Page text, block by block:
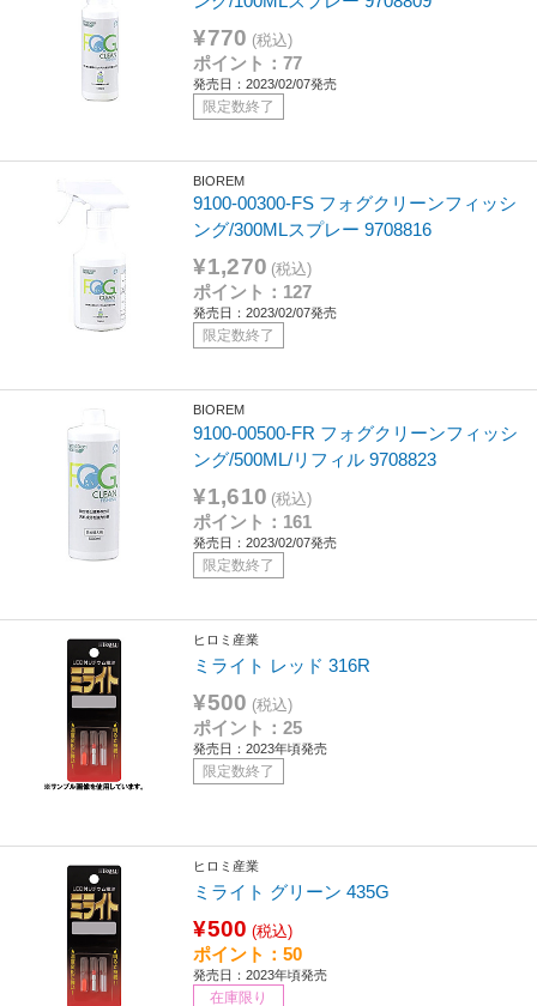
¥770 (税込)
ポイント：77
発売日：2023/02/07発売
限定数終了
BIOREM
9100-00300-FS フォグクリーンフィッシ
ング/300MLスプレー 9708816
¥1,270 (税込)
ポイント：127
発売日：2023/02/07発売
限定数終了
BIOREM
9100-00500-FR フォグクリーンフィッシ
ング/500ML/リフィル 9708823
¥1,610 (税込)
ポイント：161
発売日：2023/02/07発売
限定数終了
ヒロミ産業
ミライト レッド 316R
¥500 (税込)
ポイント：25
発売日：2023年頃発売
限定数終了
ヒロミ産業
ミライト グリーン 435G
¥500 (税込)
ポイント：50
発売日：2023年頃発売
在庫限り